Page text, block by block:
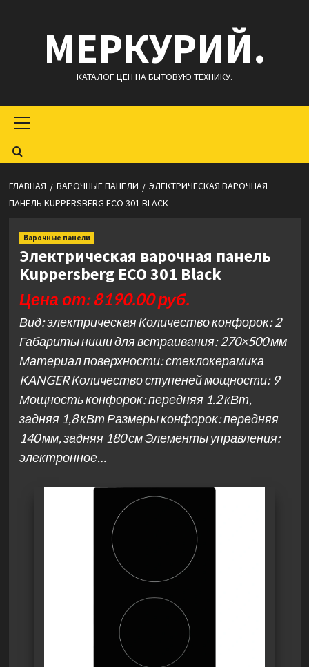
содержимомуМЕРКУРИЙ.
КАТАЛОГ ЦЕН НА БЫТОВУЮ ТЕХНИКУ.
меню
ГЛАВНАЯ ВАРОЧНЫЕ ПАНЕЛИ
ЭЛЕКТРИЧЕСКАЯ ВАРОЧНАЯ
ПАНЕЛЬ KUPPERSBERG ECO 301 BLACK
Варочные панели
Электрическая варочная панель
Kuppersberg ECO 301 Black
Цена от: 8190.00 руб.
Вид: электрическая Количество конфорок: 2
Габариты ниши для встраивания: 270×500 мм
Материал поверхности: стеклокерамика
KANGER Количество ступеней мощности: 9
Мощность конфорок: передняя 1.2 кВт,
задняя 1,8 кВт Размеры конфорок: передняя
140 мм, задняя 180 см Элементы управления:
электронное…